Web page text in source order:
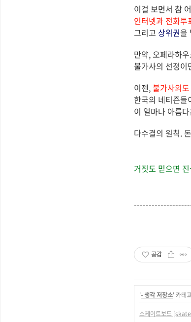
이걸 보면서 참
인터넷과 전화투
그리고 상위권을
만약, 오페라하
불가사의 선정이
이젠,불가사의
한국의 네티즌
이 얼마나 아름
다수결의 원칙.
거짓도 믿으면
공감
'- 생각 저장소' 카테
스케이트보드